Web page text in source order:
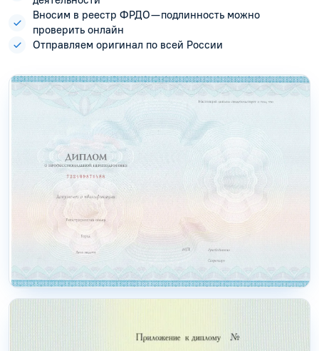
Вносим в реестр ФРДО — подлинность можно
проверить онлайн
Отправляем оригинал по всей России